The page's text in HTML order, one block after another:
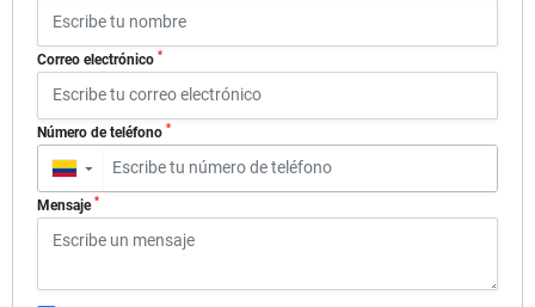
Correo electrónico *
Número de teléfono *
▼
Mensaje *